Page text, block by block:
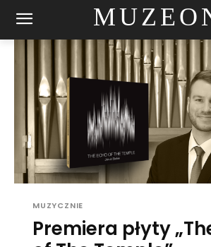
MUZYCZNIE
Premiera płyty